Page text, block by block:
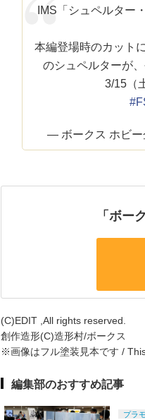
IMS「シュペルター
本編登場時のカット
のシュペルターが
3/15（
— ボークス ホビー
「ボー
(C)EDIT ,All rights reserved.
創作造形(C)造形村/ボークス
※画像はフル塗装見本です /
編集部のおすすめ記事
プラ